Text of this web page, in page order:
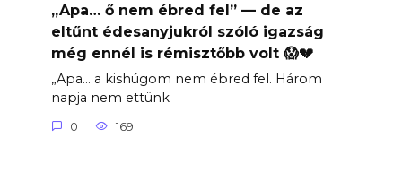
„Apa… ő nem ébred fel” — de az
eltűnt édesanyjukról szóló igazság
még ennél is rémisztőbb volt 😱💔
„Apa… a kishúgom nem ébred fel. Három
napja nem ettünk
0 169